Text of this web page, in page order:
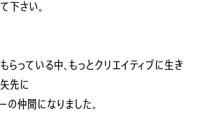
下さい。
らっている中、もっとクリエイティブに生き
先に
の仲間になりました。